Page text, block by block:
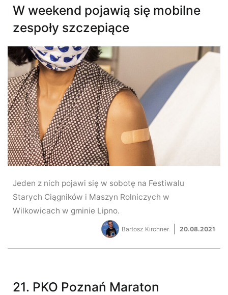
W weekend pojawią się mobilne
zespoły szczepiące
Jeden z nich pojawi się w sobotę na Festiwalu
Starych Ciągników i Maszyn Rolniczych w
Wilkowicach w gminie Lipno.
Bartosz Kirchner 20.08.2021
21. PKO Poznań Maraton